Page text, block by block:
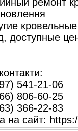
ремонт
доступные
541-21-06
806-60-25
366-22-83
на сайт: